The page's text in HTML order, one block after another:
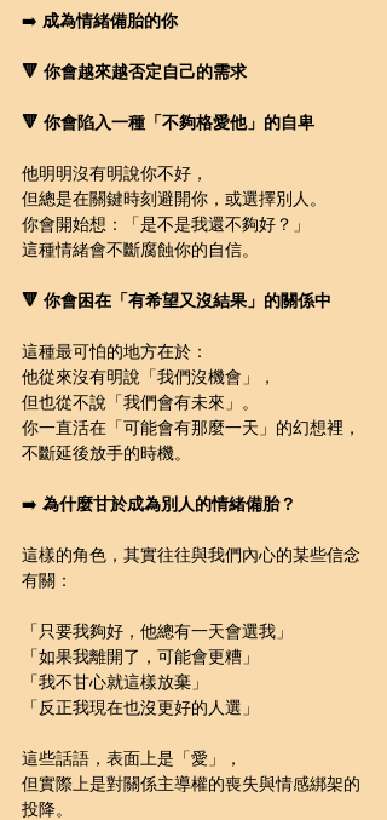
➡️ 成為情緒備胎的你
🔻 你會越來越否定自己的需求
🔻 你會陷入一種「不夠格愛他」的自卑
他明明沒有明說你不好，
但總是在關鍵時刻避開你，或選擇別人。
你會開始想：「是不是我還不夠好？」
這種情緒會不斷腐蝕你的自信。
🔻 你會困在「有希望又沒結果」的關係中
這種最可怕的地方在於：
他從來沒有明說「我們沒機會」，
但也從不說「我們會有未來」。
你一直活在「可能會有那麼一天」的幻想裡，
不斷延後放手的時機。
➡️ 為什麼甘於成為別人的情緒備胎？
這樣的角色，其實往往與我們內心的某些信念
有關：
「只要我夠好，他總有一天會選我」
「如果我離開了，可能會更糟」
「我不甘心就這樣放棄」
「反正我現在也沒更好的人選」
這些話語，表面上是「愛」，
但實際上是對關係主導權的喪失與情感綁架的
投降。